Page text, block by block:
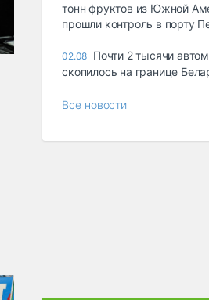
тонн фруктов из Южной
прошли контроль в порту
02.08 Почти 2 тысячи
скопилось на границе
Все новости